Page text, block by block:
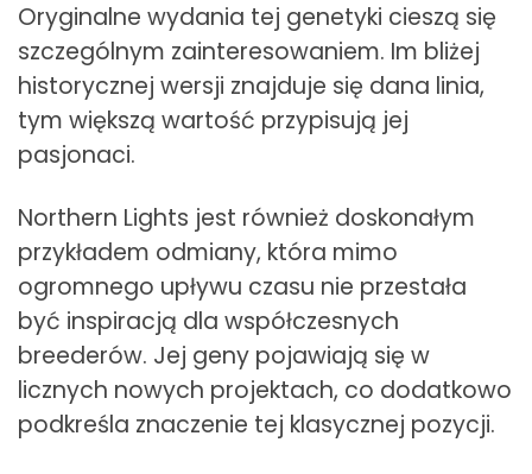
Oryginalne wydania tej genetyki cieszą się
szczególnym zainteresowaniem. Im bliżej
historycznej wersji znajduje się dana linia,
tym większą wartość przypisują jej
pasjonaci.
Northern Lights jest również doskonałym
przykładem odmiany, która mimo
ogromnego upływu czasu nie przestała
być inspiracją dla współczesnych
breederów. Jej geny pojawiają się w
licznych nowych projektach, co dodatkowo
podkreśla znaczenie tej klasycznej pozycji.